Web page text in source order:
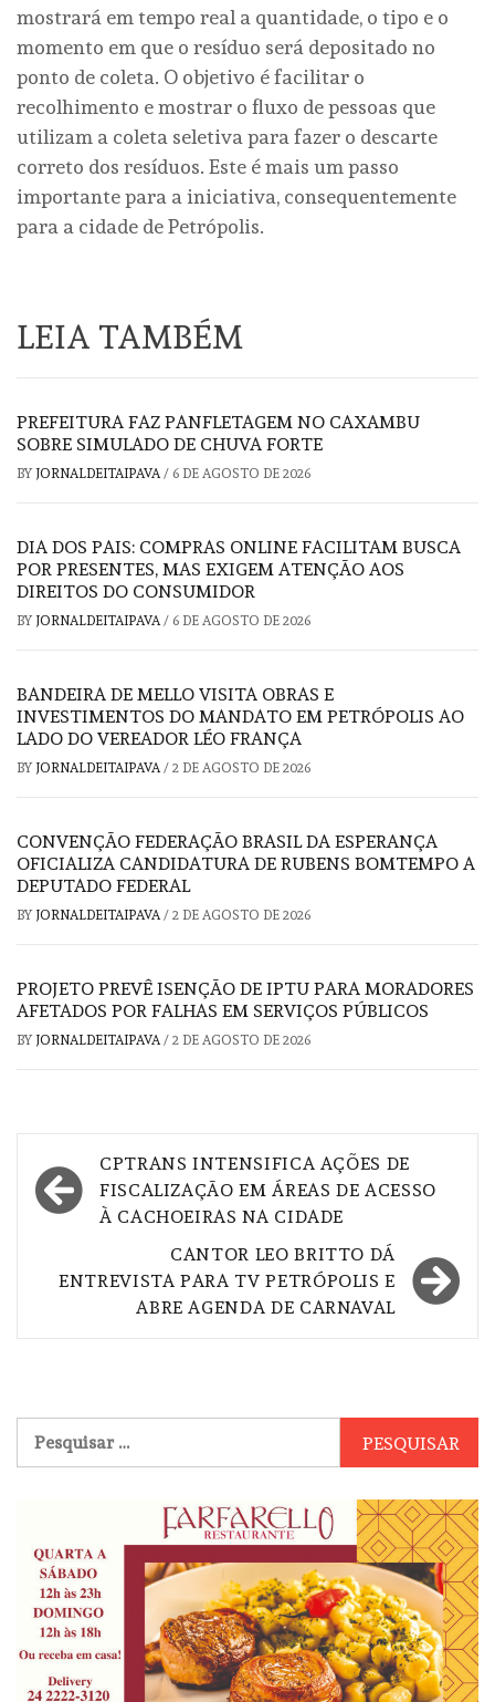
mostrará em tempo real a quantidade, o tipo e o
momento em que o resíduo será depositado no
ponto de coleta. O objetivo é facilitar o
recolhimento e mostrar o fluxo de pessoas que
utilizam a coleta seletiva para fazer o descarte
correto dos resíduos. Este é mais um passo
importante para a iniciativa, consequentemente
para a cidade de Petrópolis.
LEIA TAMBÉM
PREFEITURA FAZ PANFLETAGEM NO CAXAMBU
SOBRE SIMULADO DE CHUVA FORTE
BY JORNALDEITAIPAVA/ 6 DE AGOSTO DE 2026
DIA DOS PAIS: COMPRAS ONLINE FACILITAM BUSCA
POR PRESENTES, MAS EXIGEM ATENÇÃO AOS
DIREITOS DO CONSUMIDOR
BY JORNALDEITAIPAVA/ 6 DE AGOSTO DE 2026
BANDEIRA DE MELLO VISITA OBRAS E
INVESTIMENTOS DO MANDATO EM PETRÓPOLIS AO
LADO DO VEREADOR LÉO FRANÇA
BY JORNALDEITAIPAVA/ 2 DE AGOSTO DE 2026
CONVENÇÃO FEDERAÇÃO BRASIL DA ESPERANÇA
OFICIALIZA CANDIDATURA DE RUBENS BOMTEMPO A
DEPUTADO FEDERAL
BY JORNALDEITAIPAVA/ 2 DE AGOSTO DE 2026
PROJETO PREVÊ ISENÇÃO DE IPTU PARA MORADORES
AFETADOS POR FALHAS EM SERVIÇOS PÚBLICOS
BY JORNALDEITAIPAVA/ 2 DE AGOSTO DE 2026
Navegação
de
CPTRANS INTENSIFICA AÇÕES DE
FISCALIZAÇÃO EM ÁREAS DE ACESSO
À CACHOEIRAS NA CIDADE
CANTOR LEO BRITTO DÁ
ENTREVISTA PARA TV PETRÓPOLIS E
ABRE AGENDA DE CARNAVAL